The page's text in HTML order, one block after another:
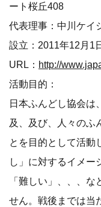
ート桜丘408
代表理事：中川ケイ
設立：2011年12月1
URL： http://
活動目的：
日本ふんどし協会は
及、及び、人々のふ
とを目的として活動
し」に対するイメー
「難しい」、、、
せん。戦後までは当